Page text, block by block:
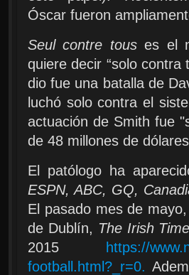
Óscar fueron
Seul contre touses el
quiere decir “solo
dio fue una batalla de
luchó solo contra el
actuación de Smith fue
de 48 millones de
El patólogo ha
ESPN, ABC, GQ,
El pasado mes de
de Dublín, The Irish
2015 https://
football.html?_r=0.